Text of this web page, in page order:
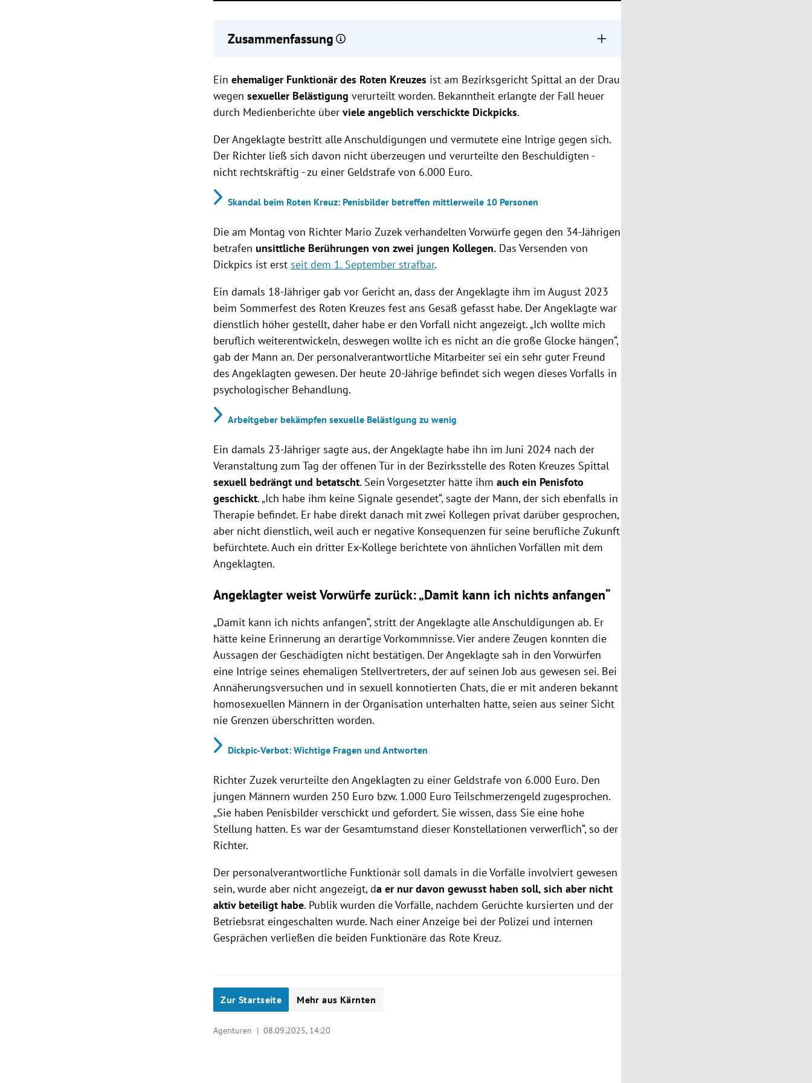
Zusammenfassung
Geldstrafe verurteilt, Urteil nicht rechtskräftig.
Zwei junge Kollegen berichteten von unsittlichen Berührungen und dem Erhalt von
Penisfotos, der Angeklagte bestritt alle Vorwürfe.
Die Vorfälle wurden nach Gerüchten und einer Anzeige öffentlich, beide betroffenen
Funktionäre verließen das Rote Kreuz.
Einehemaliger Funktionär des Roten Kreuzes ist am Bezirksgericht Spittal an der Drau
wegensexueller Belästigungverurteilt worden. Bekanntheit erlangte der Fall heuer
durch Medienberichte überviele angeblich verschickte Dickpicks.
Der Angeklagte bestritt alle Anschuldigungen und vermutete eine Intrige gegen sich.
Der Richter ließ sich davon nicht überzeugen und verurteilte den Beschuldigten -
nicht rechtskräftig - zu einer Geldstrafe von 6.000 Euro.
Skandal beim Roten Kreuz: Penisbilder betreffen mittlerweile 10 Personen
Die am Montag von Richter Mario Zuzek verhandelten Vorwürfe gegen den 34-Jährigen
betrafen unsittliche Berührungen von zwei jungen Kollegen. Das Versenden von
Dickpics ist erstseit dem 1. September strafbar.
Ein damals 18-Jähriger gab vor Gericht an, dass der Angeklagte ihm im August 2023
beim Sommerfest des Roten Kreuzes fest ans Gesäß gefasst habe. Der Angeklagte war
dienstlich höher gestellt, daher habe er den Vorfall nicht angezeigt. „Ich wollte mich
beruflich weiterentwickeln, deswegen wollte ich es nicht an die große Glocke hängen“,
gab der Mann an. Der personalverantwortliche Mitarbeiter sei ein sehr guter Freund
des Angeklagten gewesen. Der heute 20-Jährige befindet sich wegen dieses Vorfalls in
psychologischer Behandlung.
Arbeitgeber bekämpfen sexuelle Belästigung zu wenig
Ein damals 23-Jähriger sagte aus, der Angeklagte habe ihn im Juni 2024 nach der
Veranstaltung zum Tag der offenen Tür in der Bezirksstelle des Roten Kreuzes Spittal
sexuell bedrängt und betatscht. Sein Vorgesetzter hätte ihmauch ein Penisfoto
geschickt. „Ich habe ihm keine Signale gesendet“, sagte der Mann, der sich ebenfalls in
Therapie befindet. Er habe direkt danach mit zwei Kollegen privat darüber gesprochen,
aber nicht dienstlich, weil auch er negative Konsequenzen für seine berufliche Zukunft
befürchtete. Auch ein dritter Ex-Kollege berichtete von ähnlichen Vorfällen mit dem
Angeklagten.
Angeklagter weist Vorwürfe zurück: „Damit kann ich nichts anfangen“
„Damit kann ich nichts anfangen“, stritt der Angeklagte alle Anschuldigungen ab. Er
hätte keine Erinnerung an derartige Vorkommnisse. Vier andere Zeugen konnten die
Aussagen der Geschädigten nicht bestätigen. Der Angeklagte sah in den Vorwürfen
eine Intrige seines ehemaligen Stellvertreters, der auf seinen Job aus gewesen sei. Bei
Annäherungsversuchen und in sexuell konnotierten Chats, die er mit anderen bekannt
homosexuellen Männern in der Organisation unterhalten hatte, seien aus seiner Sicht
nie Grenzen überschritten worden.
Dickpic-Verbot: Wichtige Fragen und Antworten
Richter Zuzek verurteilte den Angeklagten zu einer Geldstrafe von 6.000 Euro. Den
jungen Männern wurden 250 Euro bzw. 1.000 Euro Teilschmerzengeld zugesprochen.
„Sie haben Penisbilder verschickt und gefordert. Sie wissen, dass Sie eine hohe
Stellung hatten. Es war der Gesamtumstand dieser Konstellationen verwerflich“, so der
Richter.
Der personalverantwortliche Funktionär soll damals in die Vorfälle involviert gewesen
sein, wurde aber nicht angezeigt, da er nur davon gewusst haben soll, sich aber nicht
aktiv beteiligt habe. Publik wurden die Vorfälle, nachdem Gerüchte kursierten und der
Betriebsrat eingeschalten wurde. Nach einer Anzeige bei der Polizei und internen
Gesprächen verließen die beiden Funktionäre das Rote Kreuz.
Zur Startseite Mehr aus Kärnten
Agenturen |08.09.2025, 14:20